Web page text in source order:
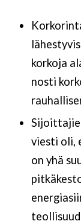
korkoja
nosti
viesti oli,
on yhä